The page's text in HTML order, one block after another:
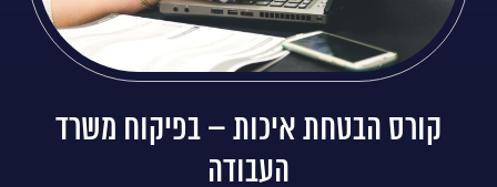
קורס הבטחת איכות – בפיקוח משרד
העבודה